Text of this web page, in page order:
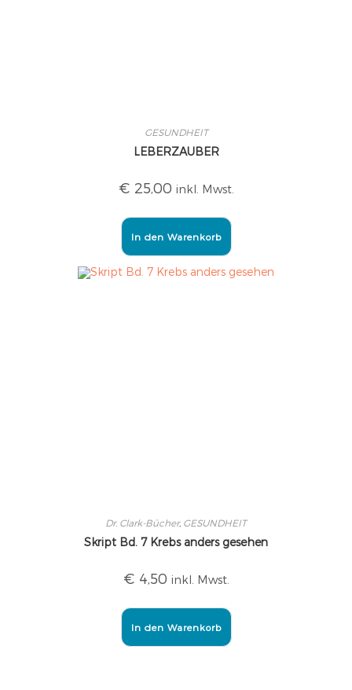
GESUNDHEIT
LEBERZAUBER
€ 25,00 inkl. Mwst.
In den Warenkorb
Dr. Clark-Bücher, GESUNDHEIT
Skript Bd. 7 Krebs anders gesehen
€ 4,50 inkl. Mwst.
In den Warenkorb